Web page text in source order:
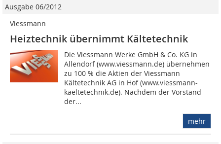
Ausgabe 06/2012
Viessmann
Heiztechnik übernimmt Kältetechnik
Die Viessmann Werke GmbH & Co. KG in
Allendorf (www.viessmann.de) übernehmen
zu 100 % die Aktien der Viessmann
Kältetechnik AG in Hof (www.viessmann-
kaeltetechnik.de). Nachdem der Vorstand
der...
mehr